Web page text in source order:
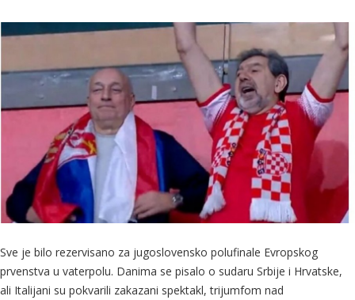
Sve je bilo rezervisano za jugoslovensko polufinale Evropskog
prvenstva u vaterpolu. Danima se pisalo o sudaru Srbije i Hrvatske,
ali Italijani su pokvarili zakazani spektakl, trijumfom nad